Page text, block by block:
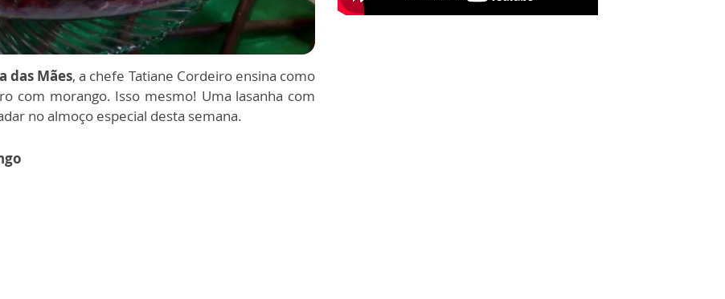
das Mães, a chefe Tatiane Cordeiro ensina como
com morango. Isso mesmo! Uma lasanha com
no almoço especial desta semana.